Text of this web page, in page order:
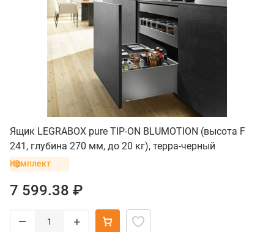
Ящик LEGRABOX pure TIP-ON BLUMOTION (высота F
241, глубина 270 мм, до 20 кг), терра-черный
Комплект
7 599.38 ₽
– +